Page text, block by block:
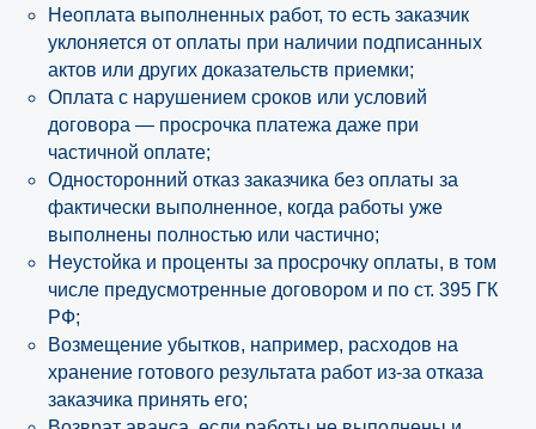
Неоплата выполненных работ, то есть заказчик
уклоняется от оплаты при наличии подписанных
актов или других доказательств приемки;
Оплата с нарушением сроков или условий
договора — просрочка платежа даже при
частичной оплате;
Односторонний отказ заказчика без оплаты за
фактически выполненное, когда работы уже
выполнены полностью или частично;
Неустойка и проценты за просрочку оплаты, в том
числе предусмотренные договором и по ст. 395 ГК
РФ;
Возмещение убытков, например, расходов на
хранение готового результата работ из-за отказа
заказчика принять его;